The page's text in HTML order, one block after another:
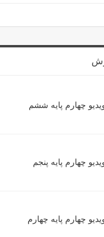
چهارم پایه ششم
چهارم پایه پنجم
چهارم پایه چهارم